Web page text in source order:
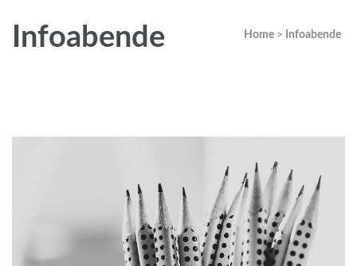
Infoabende Home > Infoabende